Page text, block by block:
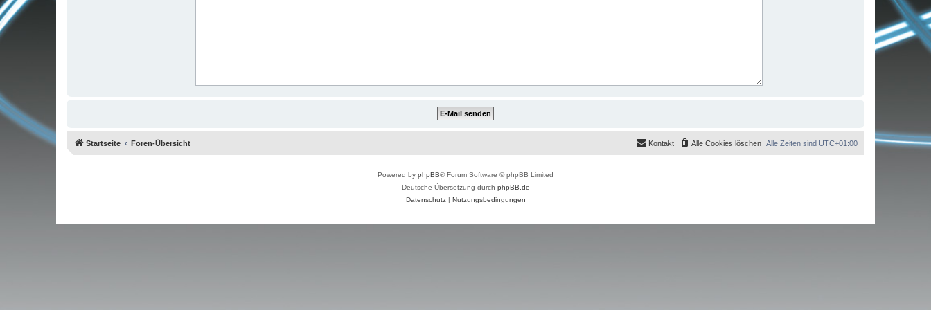
Startseite Foren-Übersicht Alle Zeiten sind UTC+01:00
Alle Cookies löschen
Kontakt
Powered by phpBB® Forum Software © phpBB Limited
Deutsche Übersetzung durch phpBB.de
Datenschutz| Nutzungsbedingungen